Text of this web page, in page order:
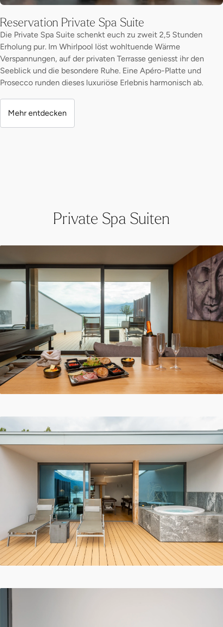
Reservation Private Spa Suite
Die Private Spa Suite schenkt euch zu zweit 2,5 Stunden
Erholung pur. Im Whirlpool löst wohltuende Wärme
Verspannungen, auf der privaten Terrasse geniesst ihr den
Seeblick und die besondere Ruhe. Eine Apéro-Platte und
Prosecco runden dieses luxuriöse Erlebnis harmonisch ab.
Mehr entdecken
Private Spa Suiten